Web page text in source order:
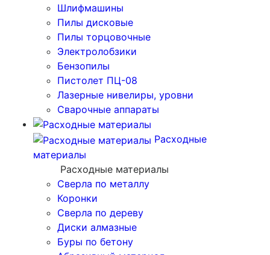
Шлифмашины
Пилы дисковые
Пилы торцовочные
Электролобзики
Бензопилы
Пистолет ПЦ-08
Лазерные нивелиры, уровни
Сварочные аппараты
Расходные
материалы
Расходные материалы
Сверла по металлу
Коронки
Сверла по дереву
Диски алмазные
Буры по бетону